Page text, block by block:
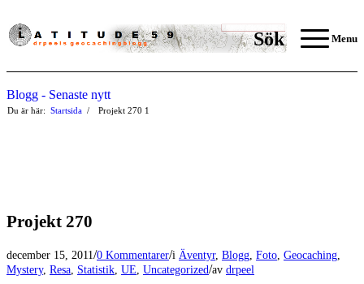
Sök Menu
Blogg - Senaste nytt
Du är här: Startsida 1
/ Projekt 270
Projekt 270
december 15, 2011/0 Kommentarer/i Äventyr, Blogg Foto Geocaching
Mystery, Resa Statistik UE Uncategorized/av drpeel